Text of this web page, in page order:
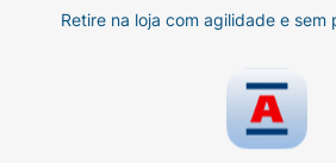
água fria. O gel já atua
Retire na loja com agilidade e sem